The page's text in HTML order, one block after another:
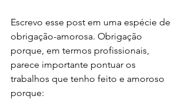
Escrevo esse post em uma espécie de
obrigação-amorosa. Obrigação
porque, em termos profissionais,
parece importante pontuar os
trabalhos que tenho feito e amoroso
porque: